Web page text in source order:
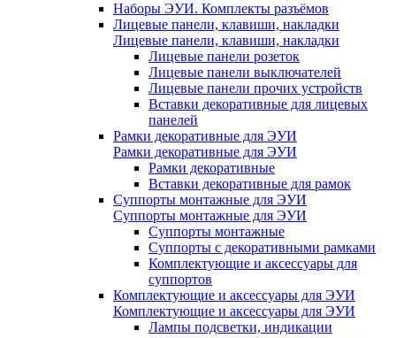
Наборы ЭУИ. Комплекты разъёмов
Лицевые панели, клавиши, накладки
Лицевые панели, клавиши, накладки
Лицевые панели розеток
Лицевые панели выключателей
Лицевые панели прочих устройств
Вставки декоративные для лицевых
панелей
Рамки декоративные для ЭУИ
Рамки декоративные для ЭУИ
Рамки декоративные
Вставки декоративные для рамок
Суппорты монтажные для ЭУИ
Суппорты монтажные для ЭУИ
Суппорты монтажные
Суппорты с декоративными рамками
Комплектующие и аксессуары для
суппортов
Комплектующие и аксессуары для ЭУИ
Комплектующие и аксессуары для ЭУИ
Лампы подсветки, индикации